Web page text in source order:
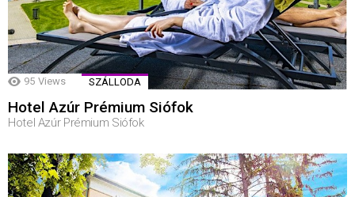
95 Views SZÁLLODA
Hotel Azúr Prémium Siófok
Hotel Azúr Prémium Siófok